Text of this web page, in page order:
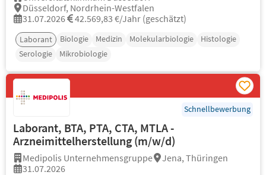
Düsseldorf, Nordrhein-Westfalen
31.07.2026
42.569,83 €/Jahr (geschätzt)
Laborant Biologie Medizin Molekularbiologie
Histologie
Serologie
Mikrobiologie
Schnellbewerbung
Laborant, BTA, PTA, CTA, MTLA -
Arzneimittelherstellung (m/w/d)
Medipolis Unternehmensgruppe
Jena, Thüringen
31.07.2026